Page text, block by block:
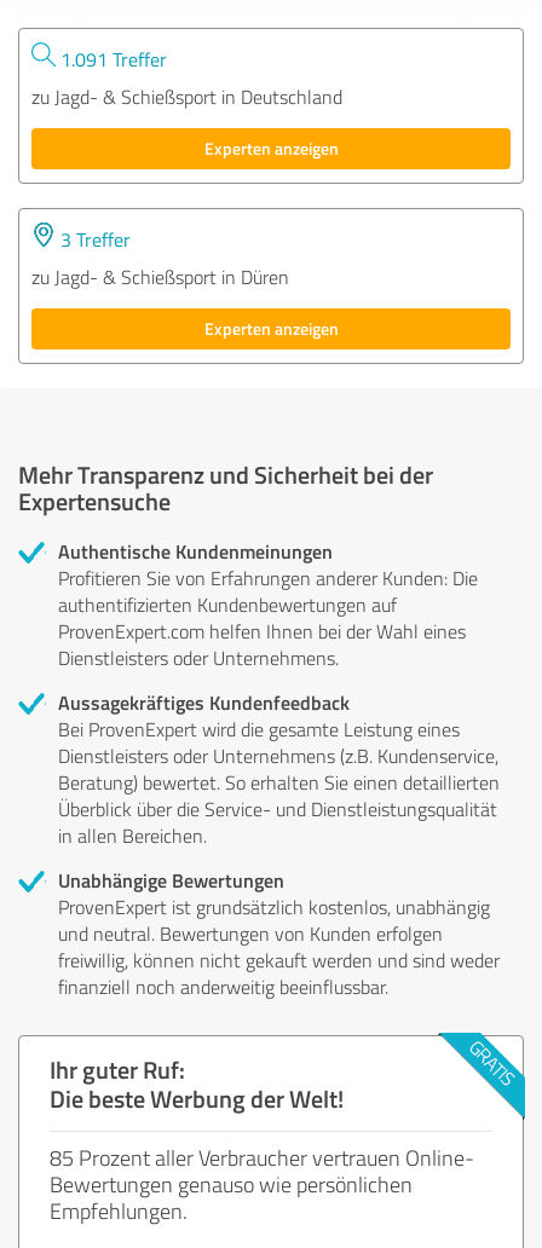
1.091 Treffer
zu Jagd- & Schießsport in Deutschland
Experten anzeigen
3 Treffer
zu Jagd- & Schießsport in Düren
Experten anzeigen
Mehr Transparenz und Sicherheit bei der
Expertensuche
Authentische Kundenmeinungen
Profitieren Sie von Erfahrungen anderer Kunden: Die
authentifizierten Kundenbewertungen auf
ProvenExpert.com helfen Ihnen bei der Wahl eines
Dienstleisters oder Unternehmens.
Aussagekräftiges Kundenfeedback
Bei ProvenExpert wird die gesamte Leistung eines
Dienstleisters oder Unternehmens (z.B. Kundenservice,
Beratung) bewertet. So erhalten Sie einen detaillierten
Überblick über die Service- und Dienstleistungsqualität
in allen Bereichen.
Unabhängige Bewertungen
ProvenExpert ist grundsätzlich kostenlos, unabhängig
und neutral. Bewertungen von Kunden erfolgen
freiwillig, können nicht gekauft werden und sind weder
finanziell noch anderweitig beeinflussbar.
Ihr guter Ruf:
Die beste Werbung der Welt!
85 Prozent aller Verbraucher vertrauen Online-
Bewertungen genauso wie persönlichen
Empfehlungen.